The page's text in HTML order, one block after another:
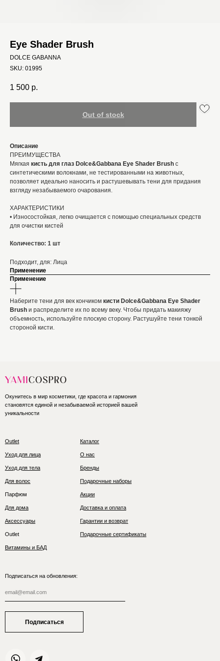
Eye Shader Brush
DOLCE GABANNA
SKU: 01995
1 500 р.
Out of stock
Описание
ПРЕИМУЩЕСТВА
Мягкая кисть для глаз Dolce&Gabbana Eye Shader Brush с
синтетическими волокнами, не тестированными на животных,
позволяет идеально наносить и растушевывать тени для придания
взгляду незабываемого очарования.
ХАРАКТЕРИСТИКИ
• Износостойкая, легко очищается с помощью специальных средств
для очистки кистей
Количество: 1 шт
Подходит, для: Лица
Применение
Применение
Наберите тени для век кончиком кисти Dolce&Gabbana Eye Shader
Brush и распределите их по всему веку. Чтобы придать макияжу
объемность, используйте плоскую сторону. Растушуйте тени тонкой
стороной кисти.
Outlet
Окунитесь в мир косметики, где красота и гармония
становятся единой и незабываемой историей вашей
уникальности
Уход для лица
Уход для тела
Для волос
Парфюм
Для дома
Аксессуары
Outlet
Витамины и БАД
Каталог
О нас
Бренды
Подарочные наборы
Акции
Доставка и оплата
Гарантии и возврат
Подарочные сертификаты
Подписаться на обновления:
Подписаться